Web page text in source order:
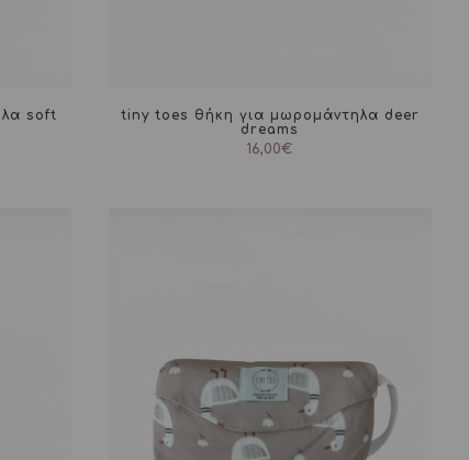
soft
tiny toes θήκη για μωρομάντηλα deer
dreams
16,00€